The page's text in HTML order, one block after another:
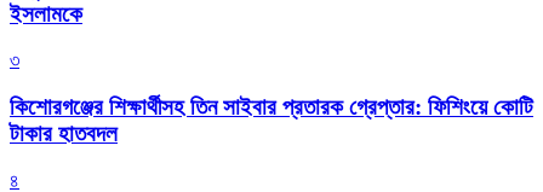
ইসলামকে
৩
কিশোরগঞ্জের শিক্ষার্থীসহ তিন সাইবার প্রতারক গ্রেপ্তার: ফিশিংয়ে কোটি
টাকার হাতবদল
৪